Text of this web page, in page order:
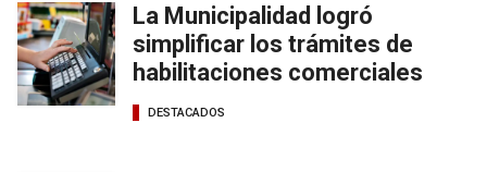
La Municipalidad logró
simplificar los trámites de
habilitaciones comerciales
DESTACADOS